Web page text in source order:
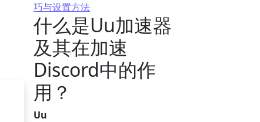
巧与设置方法
什么是Uu加速器
及其在加速
Discord中的作
用？
Uu